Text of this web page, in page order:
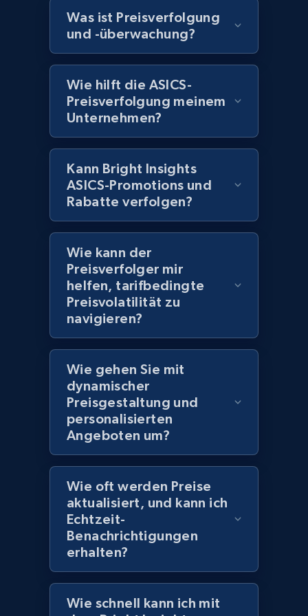
Home Depot US - Discover products by
specified UPC
URL, Domain, Country code, Model number,
Sku, Product id, Product name, Manufacturer,
and more.
2.1K+ 355+
Home Depot US - Discovery products by
specific category URL
URL, Domain, Country code, Model number,
Sku, Product id, Product name, Manufacturer,
and more.
2.1K+ 355+ Jetzt anfangen
Amazon products global dataset
Title, Seller name, Brand, Description, Initial
price, Currency, Availability, Reviews count, and
Amazon products global dataset - Collects
products by specific category URL
Title, Seller name, Brand, Description, Initial
price, Currency, Availability, Reviews count, and
more.
Was ist Preisverfolgung
und -überwachung?
Wie hilft die ASICS-
Preisverfolgung meinem
Unternehmen?
Kann Bright Insights
ASICS-Promotions und
Rabatte verfolgen?
Wie kann der
Preisverfolger mir
helfen, tarifbedingte
Preisvolatilität zu
navigieren?
Wie gehen Sie mit
dynamischer
Preisgestaltung und
personalisierten
Angeboten um?
Wie oft werden Preise
aktualisiert, und kann ich
Echtzeit-
Benachrichtigungen
erhalten?
Wie schnell kann ich mit